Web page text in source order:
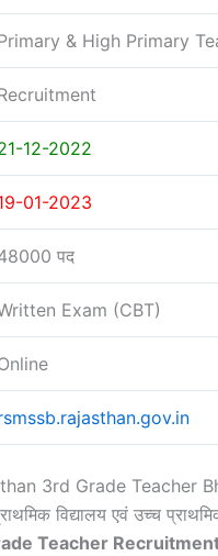
& High Primary
12-2022
01-2023
पद
Exam (CBT)
3rd Grade Teacher
विद्यालय एवं उच्च
Teacher